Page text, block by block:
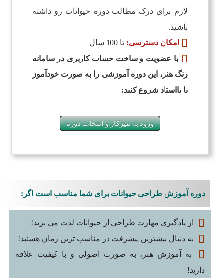
لازم برای درک مطالب دوره حیوانات رو داشته
باشید.
 امکان دسترسی: تا 100 سال
با عضویت و ساخت حساب کاربری در سامانه
رنگ هنر، این دوره آموزشی را به صورت خودآموز
یا بااستاد شروع کنید:
ورود به میزکار و انتخاب دوره
دوره آموزش طراحی حیوانات برای شما مناسب است اگر:
از یادگیری مهارت طراحی از حیوانات لذت می برید!
به دنبال بیشترین پیشرفت در مناسب ترین زمان هستید!
به آموزش هنر، به صورت اصولی و با کیفیت علاقه
دارید!